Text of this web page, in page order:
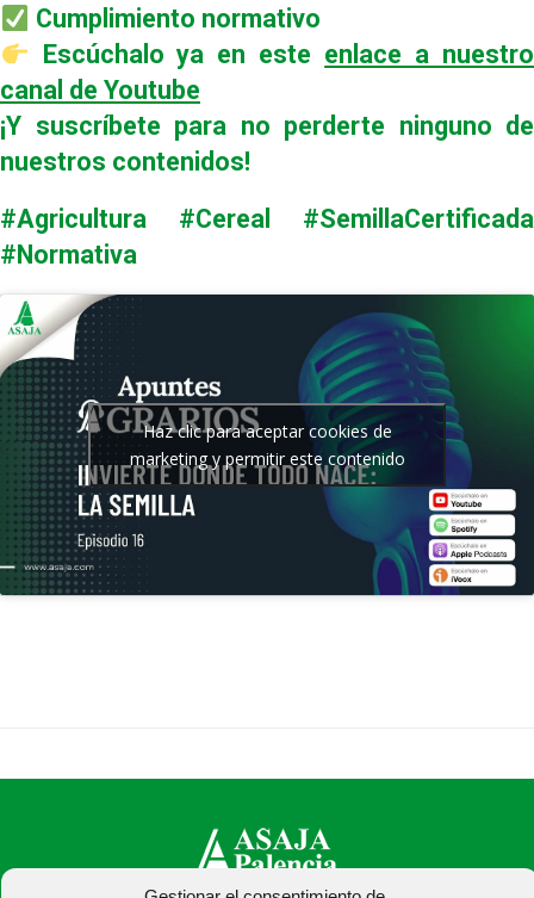
Cumplimiento normativo
Escúchalo ya en este enlace a nuestro
canal de Youtube
¡Y suscríbete para no perderte ninguno de
nuestros contenidos!
#Agricultura #Cereal #SemillaCertificada
#Normativa
Haz clic para aceptar cookies de
marketing y permitir este contenido